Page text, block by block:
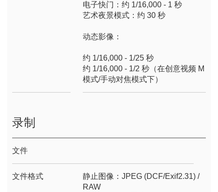
电子快门：约 1/16,000 - 1 秒
艺术夜景模式：约 30 秒
动态影像：
约 1/16,000 - 1/25 秒
约 1/16,000 - 1/2 秒（在创意视频 M
模式/手动对焦模式下）
录制
文件
文件格式
静止图像：JPEG (DCF/Exif2.31) /
RAW